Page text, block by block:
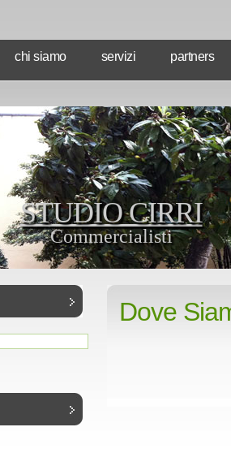
chi siamo servizi partners
STUDIO CIRRI
Commercialisti
Dove